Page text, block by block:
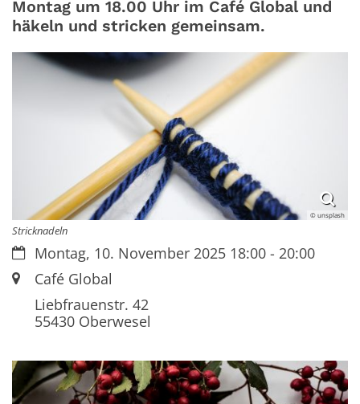
Montag um 18.00 Uhr im Café Global und
häkeln und stricken gemeinsam.
© unsplash
Stricknadeln
Datum:Montag, 10. November 2025 18:00 - 20:00
Ort:Café Global
Liebfrauenstr. 42
55430Oberwesel